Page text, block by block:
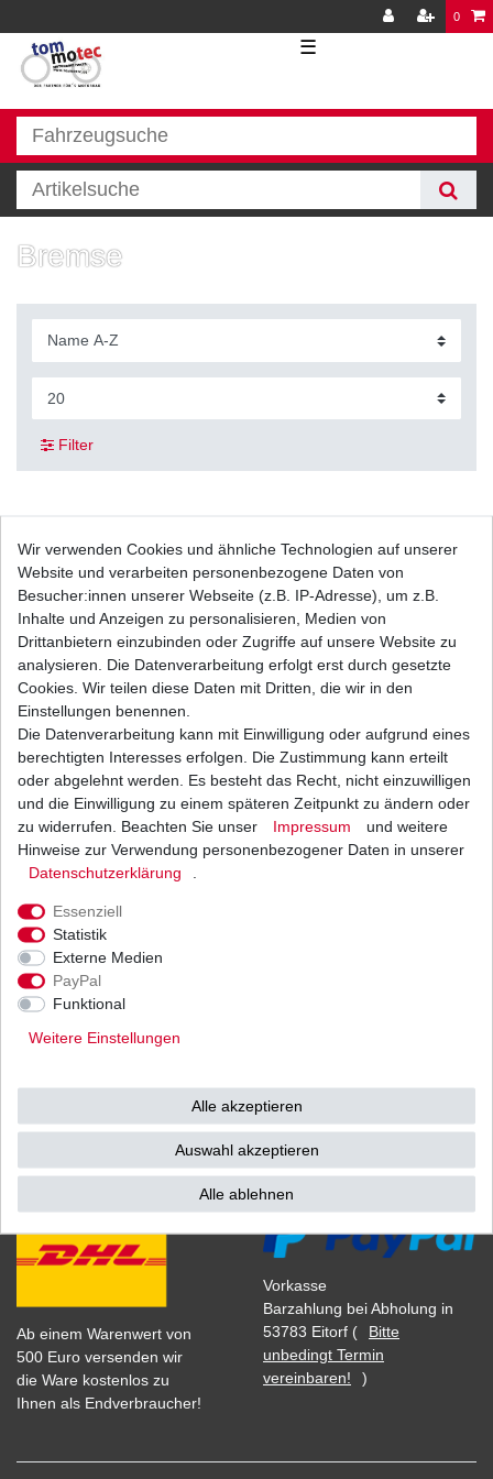
0
☰
Bremse
Filter
Bremsbeläge EBC FA 063 FA063 Standard
Bremsklötze Suzuki
UVP 33,08 € 22,64 € *
| 22,64 € / Satz
inkl. ges. MwSt. Versandkosten
Bremsbeläge EBC FA 142 V FA142V Halbsinter
UVP 36,65 € 25,09 € *
1 Satz | 25,09 € / Satz
inkl. ges. MwSt. zzgl.
Ab einem Warenwert von
500 Euro versenden wir
die Ware kostenlos zu
Ihnen als Endverbraucher!
Bezahlarten
Vorkasse
Barzahlung bei Abholung in
53783 Eitorf (
Bitte
unbedingt Termin
vereinbaren!
)
Wir verwenden Cookies und ähnliche Technologien auf unserer
Website und verarbeiten personenbezogene Daten von
Besucher:innen unserer Webseite (z.B. IP-Adresse), um z.B.
Inhalte und Anzeigen zu personalisieren, Medien von
Drittanbietern einzubinden oder Zugriffe auf unsere Website zu
analysieren. Die Datenverarbeitung erfolgt erst durch gesetzte
Cookies. Wir teilen diese Daten mit Dritten, die wir in den
Einstellungen benennen.
Die Datenverarbeitung kann mit Einwilligung oder aufgrund eines
berechtigten Interesses erfolgen. Die Zustimmung kann erteilt
oder abgelehnt werden. Es besteht das Recht, nicht einzuwilligen
und die Einwilligung zu einem späteren Zeitpunkt zu ändern oder
zu widerrufen. Beachten Sie unser
Impressum
und weitere
Hinweise zur Verwendung personenbezogener Daten in unserer
Daten­schutz­erklärung
Essenziell
Statistik
Externe Medien
PayPal
Funktional
Weitere Einstellungen
Alle akzeptieren
Auswahl akzeptieren
Alle ablehnen